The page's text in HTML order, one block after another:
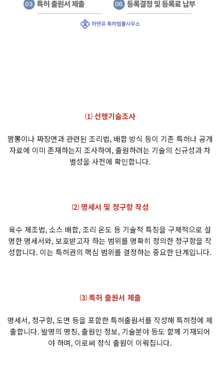
⑴ 선행기술조사
짬뽕이나 짜장면과 관련된 조리법, 배합 방식 등이 기존 특허나 공개
자료에 이미 존재하는지 조사하여, 출원하려는 기술의 신규성과 차
별성을 사전에 확인합니다.
⑵ 명세서 및 청구항 작성
육수 제조법, 소스 배합, 조리 온도 등 기술적 특징을 구체적으로 설
명한 명세서와, 보호받고자 하는 범위를 명확히 정의한 청구항을 작
성합니다. 이는 특허권의 핵심 범위를 결정하는 중요한 단계입니다.
⑶ 특허 출원서 제출
명세서, 청구항, 도면 등을 포함한 특허출원서를 작성해 특허청에 제
출합니다. 발명의 명칭, 출원인 정보, 기술분야 등도 함께 기재되어
야 하며, 이로써 정식 출원이 이뤄집니다.